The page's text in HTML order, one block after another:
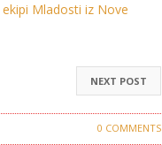
Mladosti iz Nove
NEXT POST
0 COMMENTS